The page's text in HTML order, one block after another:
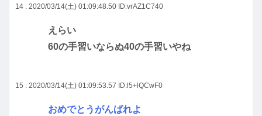
14 : 2020/03/14(土) 01:09:48.50 ID:vrAZ1C740
えらい
60の手習いならぬ40の手習いやね
15 : 2020/03/14(土) 01:09:53.57 ID:l5+lQCwF0
おめでとうがんばれよ